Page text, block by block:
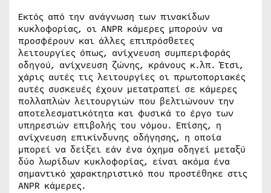
Εκτός από την ανάγνωση των πινακίδων
κυκλοφορίας, οι ANPR κάμερες μπορούν να
προσφέρουν και άλλες επιπρόσθετες
λειτουργίες όπως, ανίχνευση συμπεριφοράς
οδηγού, ανίχνευση ζώνης, κράνους κ.λπ. Έτσι,
χάρις αυτές τις λειτουργίες οι πρωτοποριακές
αυτές συσκευές έχουν μετατραπεί σε κάμερες
πολλαπλών λειτουργιών που βελτιώνουν την
αποτελεσματικότητα και φυσικά το έργο των
υπηρεσιών επιβολής του νόμου. Επίσης, η
ανίχνευση επικίνδυνης οδήγησης, η οποία
μπορεί να δείξει εάν ένα όχημα οδηγεί μεταξύ
δύο λωρίδων κυκλοφορίας, είναι ακόμα ένα
σημαντικό χαρακτηριστικό που προστέθηκε στις
ANPR κάμερες.